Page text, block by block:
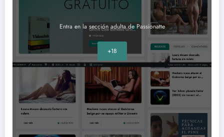
Entra en la sección adulta de Passionatte
+18